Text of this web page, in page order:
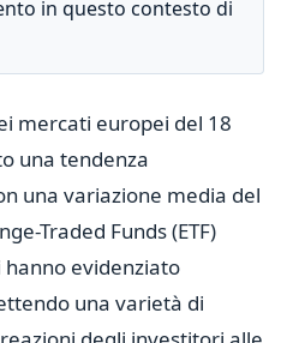
in questo contesto di
mercati europei del 18
una tendenza
una variazione media del
Traded Funds (ETF)
evidenziato
una varietà di